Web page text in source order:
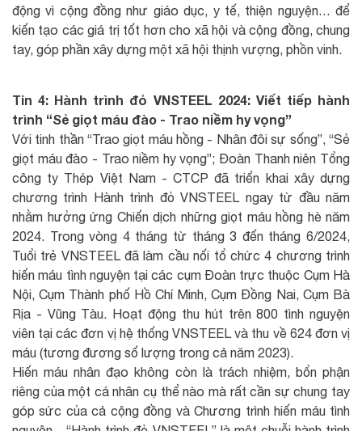
động vì cộng đồng như giáo dục, y tế, thiện nguyện… để
kiến tạo các giá trị tốt hơn cho xã hội và cộng đồng, chung
tay, góp phần xây dựng một xã hội thịnh vượng, phồn vinh.
Tin 4: Hành trình đỏ VNSTEEL 2024: Viết tiếp hành
trình “Sẻ giọt máu đào - Trao niềm hy vọng”
Với tinh thần “Trao giọt máu hồng - Nhân đôi sự sống”, “Sẻ
giọt máu đào - Trao niềm hy vọng”; Đoàn Thanh niên Tổng
công ty Thép Việt Nam - CTCP đã triển khai xây dựng
chương trình Hành trình đỏ VNSTEEL ngay từ đầu năm
nhằm hưởng ứng Chiến dịch những giọt máu hồng hè năm
2024. Trong vòng 4 tháng từ tháng 3 đến tháng 6/2024,
Tuổi trẻ VNSTEEL đã làm cầu nối tổ chức 4 chương trình
hiến máu tình nguyện tại các cụm Đoàn trực thuộc Cụm Hà
Nội, Cụm Thành phố Hồ Chí Minh, Cụm Đồng Nai, Cụm Bà
Rịa - Vũng Tàu. Hoạt động thu hút trên 800 tình nguyện
viên tại các đơn vị hệ thống VNSTEEL và thu về 624 đơn vị
máu (tương đương số lượng trong cả năm 2023).
Hiến máu nhân đạo không còn là trách nhiệm, bổn phận
riêng của một cá nhân cụ thể nào mà rất cần sự chung tay
góp sức của cả cộng đồng và Chương trình hiến máu tình